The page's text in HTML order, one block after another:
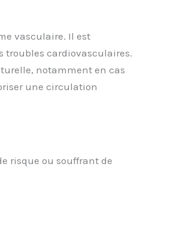
vasculaire. Il est
cardiovasculaires.
notamment en cas
une circulation
risque ou souffrant de